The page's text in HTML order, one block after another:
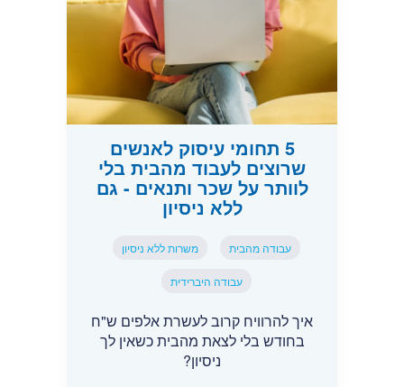
5 תחומי עיסוק לאנשים
שרוצים לעבוד מהבית בלי
לוותר על שכר ותנאים - גם
ללא ניסיון
עבודה מהבית משרות ללא ניסיון
עבודה היברידית
איך להרוויח קרוב לעשרת אלפים ש"ח
בחודש בלי לצאת מהבית כשאין לך
ניסיון?